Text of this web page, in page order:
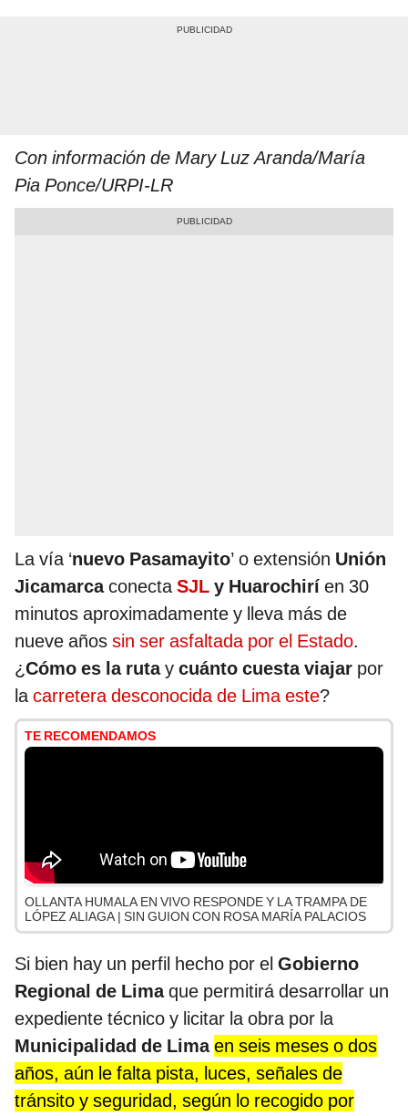
Con información de Mary Luz Aranda/María
Pia Ponce/URPI-LR
La vía ‘nuevo Pasamayito’ o extensión Unión
JicamarcaconectaSJL y Huarochirí en 30
minutos aproximadamente y lleva más de
nueve años sin ser asfaltada por el Estado.
¿Cómo es la rutay cuánto cuesta viajar por
lacarretera desconocida de Lima este?
TE RECOMENDAMOS
OLLANTA HUMALA EN VIVO RESPONDE Y LA TRAMPA DE
LÓPEZ ALIAGA | SIN GUION CON ROSA MARÍA PALACIOS
Si bien hay un perfil hecho por el Gobierno
Regional de Limaque permitirá desarrollar un
expediente técnico y licitar la obra por la
Municipalidad de Lima en seis meses o dos
años, aún le falta pista, luces, señales de
tránsito y seguridad, según lo recogido por